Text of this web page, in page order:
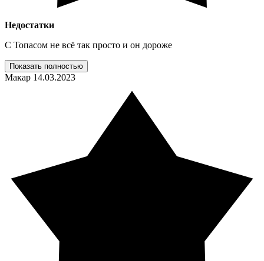
Недостатки
С Топасом не всё так просто и он дороже
Показать полностью
Макар 14.03.2023